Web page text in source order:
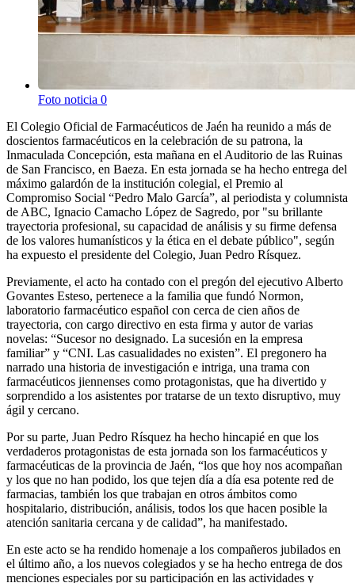
Foto noticia 0
El Colegio Oficial de Farmacéuticos de Jaén ha reunido a más de
doscientos farmacéuticos en la celebración de su patrona, la
Inmaculada Concepción, esta mañana en el Auditorio de las Ruinas
de San Francisco, en Baeza. En esta jornada se ha hecho entrega del
máximo galardón de la institución colegial, el Premio al
Compromiso Social “Pedro Malo García”, al periodista y columnista
de ABC, Ignacio Camacho López de Sagredo, por "su brillante
trayectoria profesional, su capacidad de análisis y su firme defensa
de los valores humanísticos y la ética en el debate público", según
ha expuesto el presidente del Colegio, Juan Pedro Rísquez.
Previamente, el acto ha contado con el pregón del ejecutivo Alberto
Govantes Esteso, pertenece a la familia que fundó Normon,
laboratorio farmacéutico español con cerca de cien años de
trayectoria, con cargo directivo en esta firma y autor de varias
novelas: “Sucesor no designado. La sucesión en la empresa
familiar” y “CNI. Las casualidades no existen”. El pregonero ha
narrado una historia de investigación e intriga, una trama con
farmacéuticos jiennenses como protagonistas, que ha divertido y
sorprendido a los asistentes por tratarse de un texto disruptivo, muy
ágil y cercano.
Por su parte, Juan Pedro Rísquez ha hecho hincapié en que los
verdaderos protagonistas de esta jornada son los farmacéuticos y
farmacéuticas de la provincia de Jaén, “los que hoy nos acompañan
y los que no han podido, los que tejen día a día esa potente red de
farmacias, también los que trabajan en otros ámbitos como
hospitalario, distribución, análisis, todos los que hacen posible la
atención sanitaria cercana y de calidad”, ha manifestado.
En este acto se ha rendido homenaje a los compañeros jubilados en
el último año, a los nuevos colegiados y se ha hecho entrega de dos
menciones especiales por su participación en las actividades y